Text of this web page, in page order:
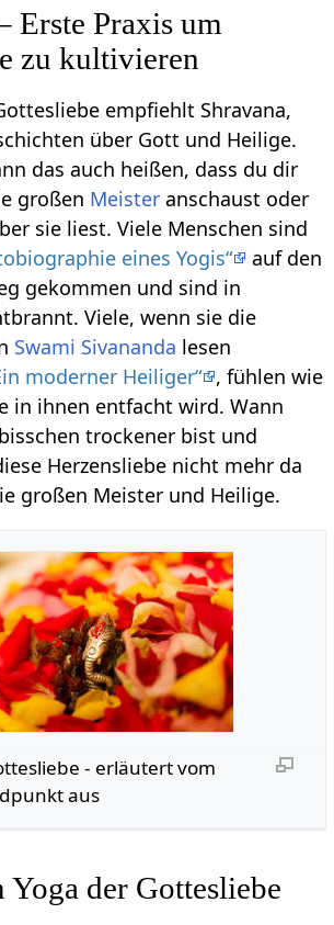
Erste Praxis um
zu kultivieren
empfiehlt Shravana,
über Gott und Heilige.
das auch heißen, dass du dir
großen Meister anschaust oder
sie liest. Viele Menschen sind
eines Yogis“
auf den
gekommen und sind in
Viele, wenn sie die
Swami Sivananda lesen
moderner Heiliger“ , fühlen wie
in ihnen entfacht wird. Wann
trockener bist und
Herzensliebe nicht mehr da
großen Meister und Heilige.
- erläutert vom
aus
der Gottesliebe